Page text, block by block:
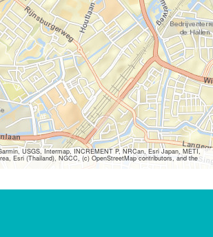
USGS, Intermap, INCREMENT P, NRCan, Esri Japan, METI,
Esri (Thailand), NGCC, (c) OpenStreetMap contributors, and the